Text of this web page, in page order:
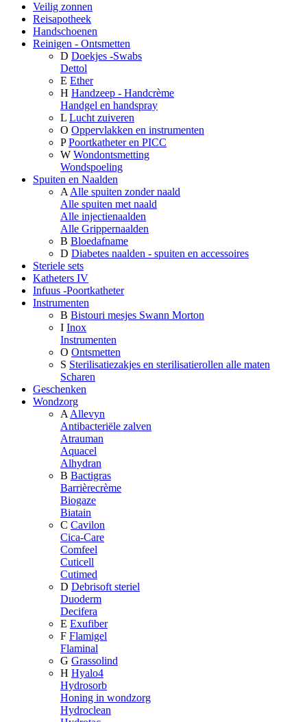
Veilig zonnen
Reisapotheek
Handschoenen
Reinigen - Ontsmetten
D Doekjes -Swabs
Dettol
E Ether
H Handzeep - Handcrème
Handgel en handspray
L Lucht zuiveren
O Oppervlakken en instrumenten
P Poortkatheter en PICC
W Wondontsmetting
Wondspoeling
Spuiten en Naalden
A Alle spuiten zonder naald
Alle spuiten met naald
Alle injectienaalden
Alle Grippernaalden
B Bloedafname
D Diabetes naalden - spuiten en accessoires
Steriele sets
Katheters IV
Infuus -Poortkatheter
Instrumenten
B Bistouri mesjes Swann Morton
I Inox
Instrumenten
O Ontsmetten
S Sterilisatiezakjes en sterilisatierollen alle maten
Scharen
Geschenken
Wondzorg
A Allevyn
Antibacteriële zalven
Atrauman
Aquacel
Alhydran
B Bactigras
Barrièrecrème
Biogaze
Biatain
C Cavilon
Cica-Care
Comfeel
Cuticell
Cutimed
D Debrisoft steriel
Duoderm
Decifera
E Exufiber
F Flamigel
Flaminal
G Grassolind
H Hyalo4
Hydrosorb
Honing in wondzorg
Hydroclean